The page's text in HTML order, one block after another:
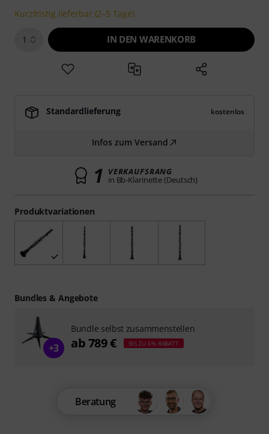
Produktvariationen
Kurzfristig lieferbar (2–5 Tage)
1 IN DEN WARENKORB
Standardlieferung kostenlos
Infos zum Versand
1 VERKAUFSRANG
in Bb-Klarinette (Deutsch)
Beratung
Bundles & Angebote
+3
Bundle selbst zusammenstellen
ab 789 € BIS ZU 6% RABATT